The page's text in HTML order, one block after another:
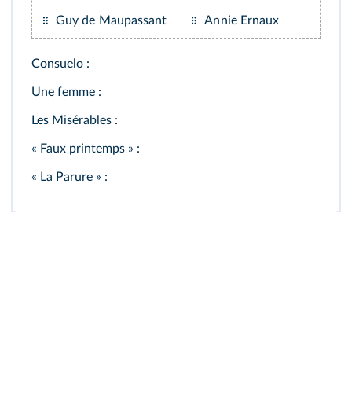
Guy de Maupassant Annie Ernaux
Consuelo :
Une femme :
Les Misérables :
« Faux printemps » :
« La Parure » :